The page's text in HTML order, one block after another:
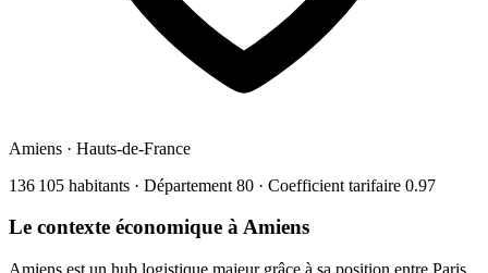
Amiens · Hauts-de-France
136 105 habitants · Département 80 · Coefficient tarifaire 0.97
Le contexte économique àAmiens
Amiens est un hub logistique majeur grâce à sa position entre Paris